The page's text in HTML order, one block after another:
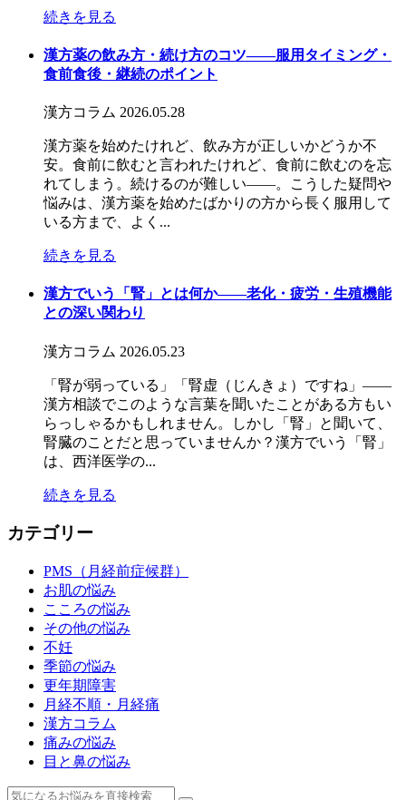
続きを見る
漢方薬の飲み方・続け方のコツ――服用タイミング・
食前食後・継続のポイント
漢方コラム 2026.05.28
漢方薬を始めたけれど、飲み方が正しいかどうか不
安。食前に飲むと言われたけれど、食前に飲むのを忘
れてしまう。続けるのが難しい——。こうした疑問や
悩みは、漢方薬を始めたばかりの方から長く服用して
いる方まで、よく...
続きを見る
漢方でいう「腎」とは何か――老化・疲労・生殖機能
との深い関わり
漢方コラム 2026.05.23
「腎が弱っている」「腎虚（じんきょ）ですね」——
漢方相談でこのような言葉を聞いたことがある方もい
らっしゃるかもしれません。しかし「腎」と聞いて、
腎臓のことだと思っていませんか？漢方でいう「腎」
は、西洋医学の...
続きを見る
カテゴリー
PMS（月経前症候群）
お肌の悩み
こころの悩み
その他の悩み
不妊
季節の悩み
更年期障害
月経不順・月経痛
漢方コラム
痛みの悩み
目と鼻の悩み